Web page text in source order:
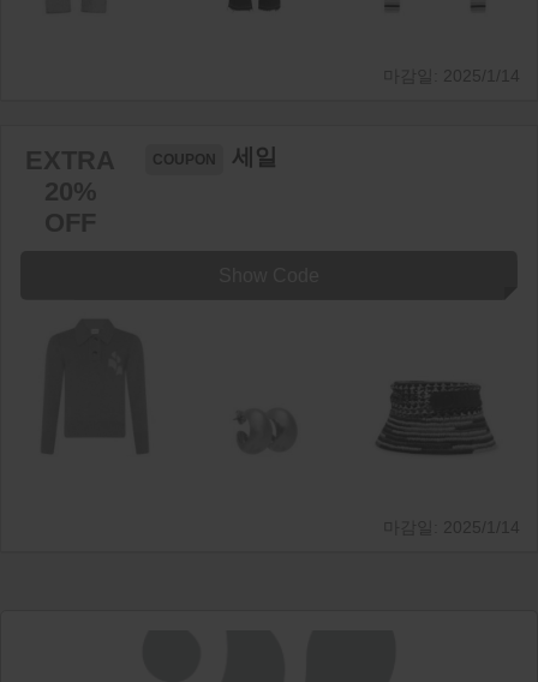
EXTRA
20%
OFF
세일